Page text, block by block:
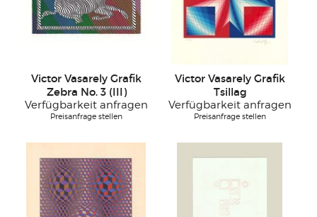
Victor Vasarely Grafik
Zebra No. 3 (III)
Verfügbarkeit anfragen
Preisanfrage stellen
Victor Vasarely Grafik
Tsillag
Verfügbarkeit anfragen
Preisanfrage stellen